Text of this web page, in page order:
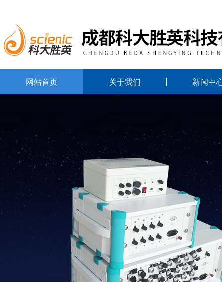
网站首页 关于我们 新闻中